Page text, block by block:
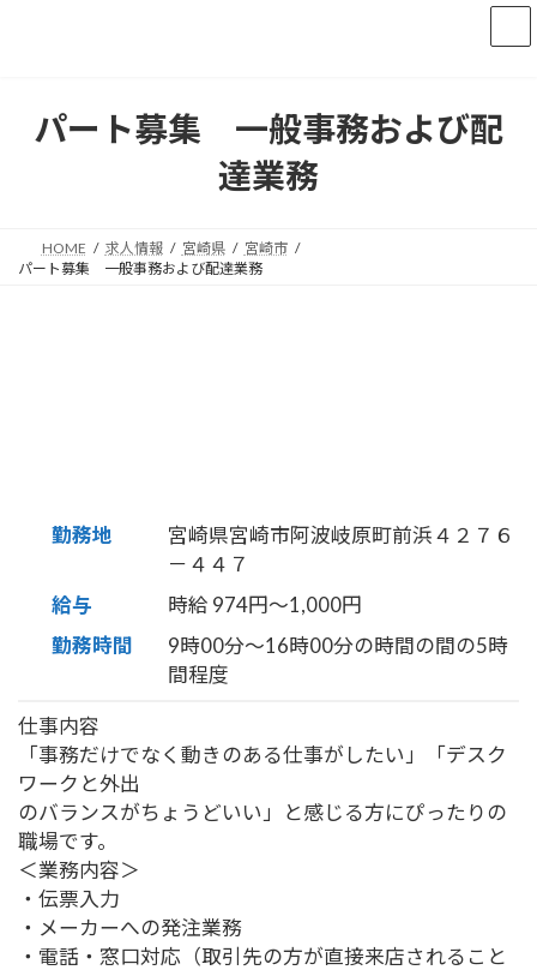
パート募集 一般事務および配
達業務
HOME 求人情報 宮崎県
宮崎市
パート募集 一般事務および配達業務
勤務地
宮崎県宮崎市阿波岐原町前浜４２７６
－４４７
給与
時給 974円〜1,000円
勤務時間
9時00分〜16時00分の時間の間の5時
間程度
仕事内容
「事務だけでなく動きのある仕事がしたい」「デスク
ワークと外出
のバランスがちょうどいい」と感じる方にぴったりの
職場です。
＜業務内容＞
・伝票入力
・メーカーへの発注業務
・電話・窓口対応（取引先の方が直接来店されること